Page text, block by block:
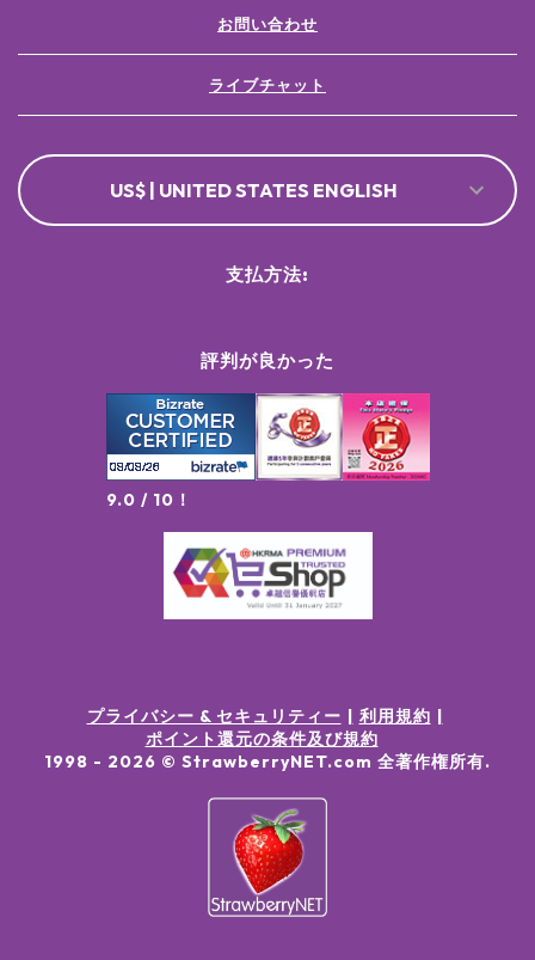
お問い合わせ
ライブチャット
US$ | UNITED STATES ENGLISH
評判が良かった
9.0 / 10！
支払方法:
プライバシー & セキュリティー
利用規約
ポイント還元の条件及び規約
1998 - 2026 © StrawberryNET.com 全著作権所有.